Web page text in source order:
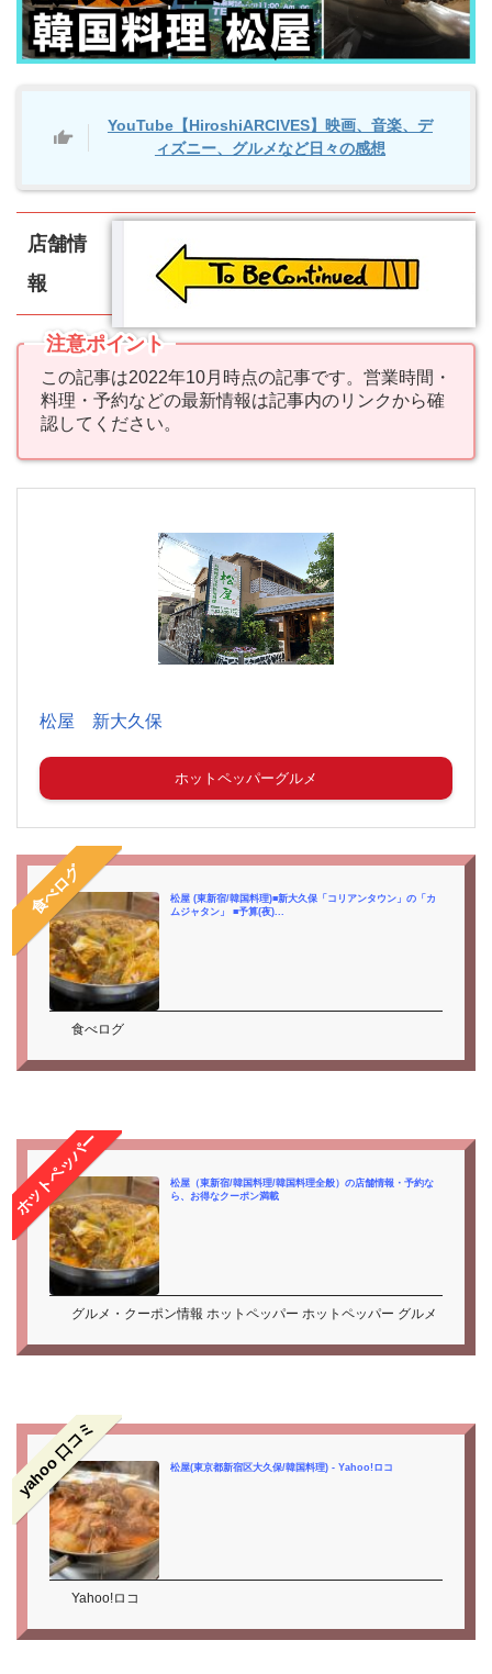
YouTube【HiroshiARCIVES】映画、音楽、デ
ィズニー、グルメなど日々の感想
店舗情
報
注意ポイント
この記事は2022年10月時点の記事です。営業時間・
料理・予約などの最新情報は記事内のリンクから確
認してください。
松屋 新大久保
ホットペッパーグルメ
食べログ
松屋 (東新宿/韓国料理)■新大久保「コリアンタウン」の「カ
ムジャタン」 ■予算(夜)...
食べログ
ホットペッパー
松屋（東新宿/韓国料理/韓国料理全般）の店舗情報・予約な
ら、お得なクーポン満載
グルメ・クーポン情報 ホットペッパー ホットペッパー グルメ
yahoo 口コミ 松屋(東京都新宿区大久保/韓国料理) - Yahoo!ロコ
Yahoo!ロコ